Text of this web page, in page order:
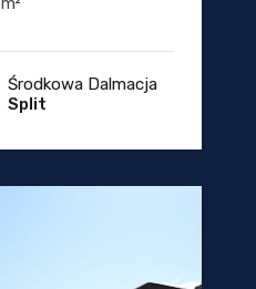
Środkowa Dalmacja
Split